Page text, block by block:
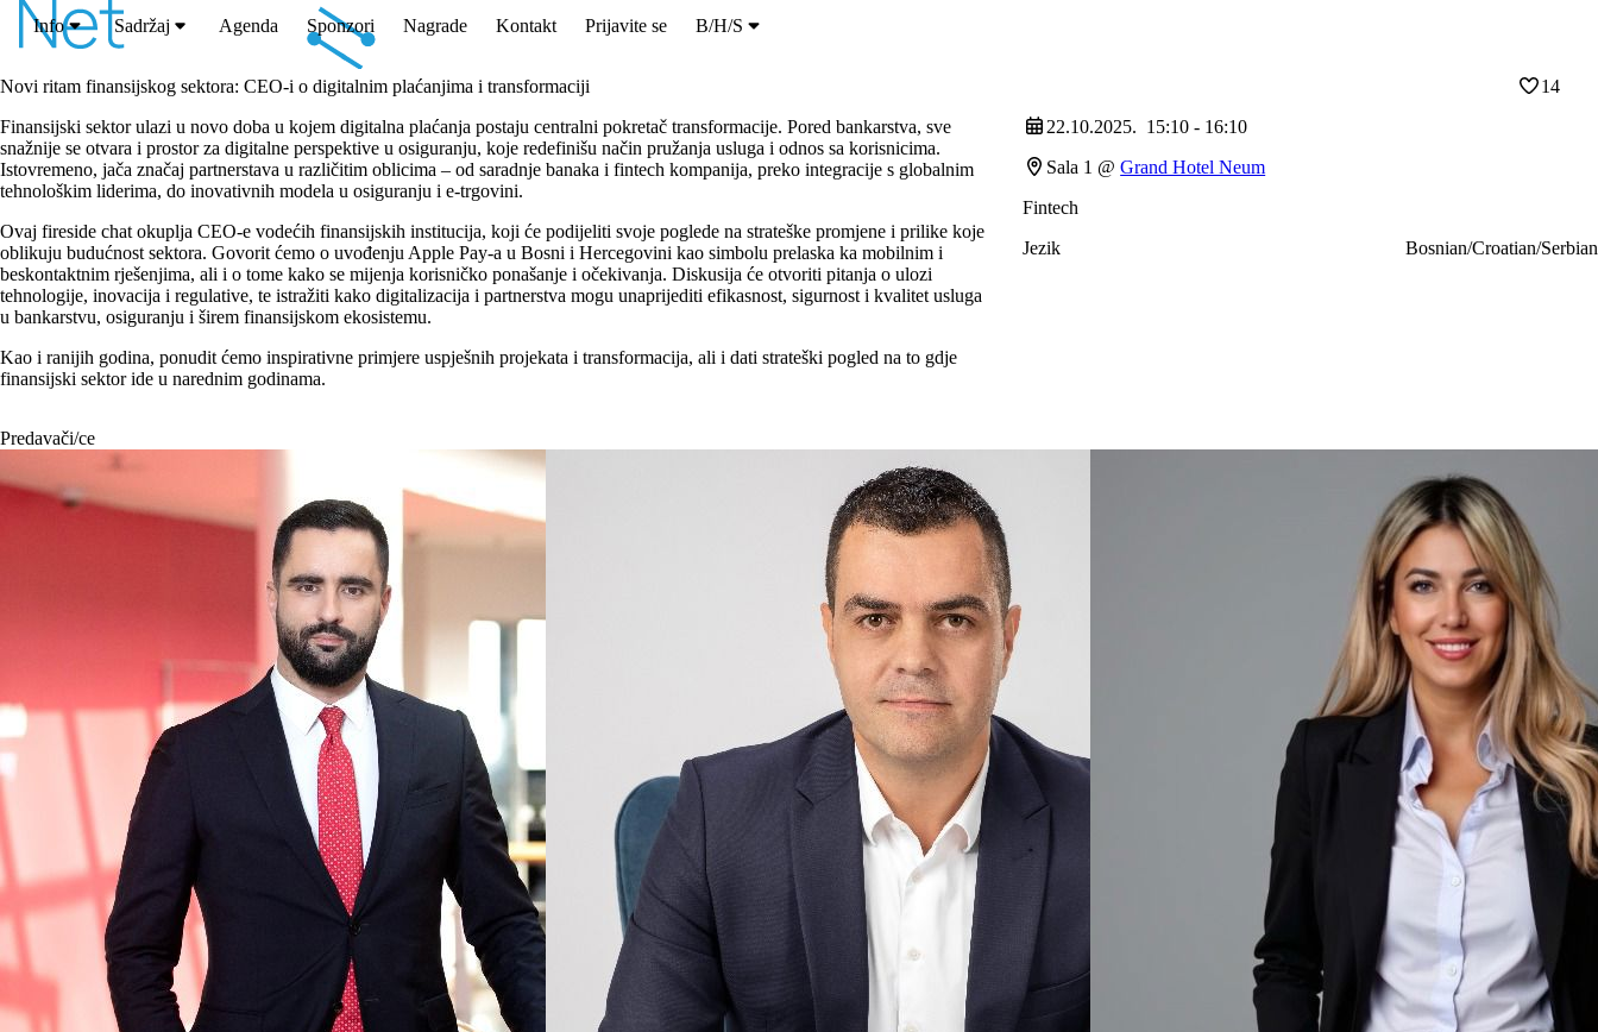
Info Sadržaj Agenda Sponzori Nagrade Kontakt Prijavite se B/H/S
Novi ritam finansijskog sektora: CEO-i o digitalnim plaćanjima i transformaciji
Finansijski sektor ulazi u novo doba u kojem digitalna plaćanja postaju centralni pokretač transformacije. Pored bankarstva, sve
snažnije se otvara i prostor za digitalne perspektive u osiguranju, koje redefinišu način pružanja usluga i odnos sa korisnicima.
Istovremeno, jača značaj partnerstava u različitim oblicima – od saradnje banaka i fintech kompanija, preko integracije s globalnim
tehnološkim liderima, do inovativnih modela u osiguranju i e-trgovini.
Ovaj fireside chat okuplja CEO-e vodećih finansijskih institucija, koji će podijeliti svoje poglede na strateške promjene i prilike koje
oblikuju budućnost sektora. Govorit ćemo o uvođenju Apple Pay-a u Bosni i Hercegovini kao simbolu prelaska ka mobilnim i
beskontaktnim rješenjima, ali i o tome kako se mijenja korisničko ponašanje i očekivanja. Diskusija će otvoriti pitanja o ulozi
tehnologije, inovacija i regulative, te istražiti kako digitalizacija i partnerstva mogu unaprijediti efikasnost, sigurnost i kvalitet usluga
u bankarstvu, osiguranju i širem finansijskom ekosistemu.
Kao i ranijih godina, ponudit ćemo inspirativne primjere uspješnih projekata i transformacija, ali i dati strateški pogled na to gdje
finansijski sektor ide u narednim godinama.
14
22.10.2025. 15:10 - 16:10
Sala 1 @Grand Hotel Neum
Fintech
Jezik
Bosnian/Croatian/Serbian
Predavači/ce